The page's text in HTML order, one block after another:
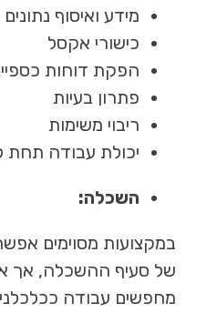
מידע ואיסוף נתונים
כישורי אקסל
הפקת דוחות
פתרון בעיות
ריבוי משימות
יכולת עבודה תחת
השכלה:
במקצועות מסוימים
של סעיף ההשכלה, אך
מחפשים עבודה